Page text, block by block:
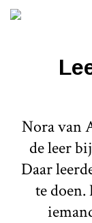
Nora van
de leer
Daar
te doen.